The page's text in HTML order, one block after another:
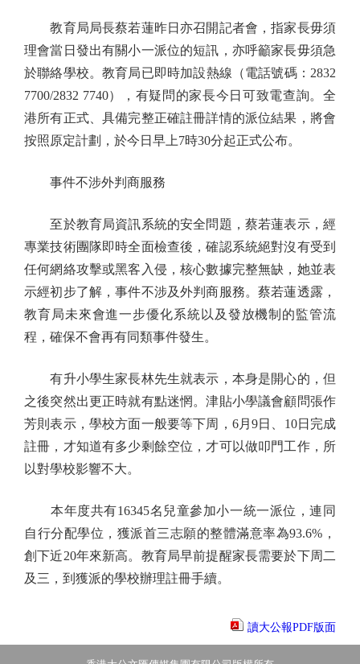
教育局局長蔡若蓮昨日亦召開記者會，指家長毋須
理會當日發出有關小一派位的短訊，亦呼籲家長毋須急
於聯絡學校。教育局已即時加設熱線（電話號碼：2832
7700/2832 7740），有疑問的家長今日可致電查詢。全
港所有正式、具備完整正確註冊詳情的派位結果，將會
按照原定計劃，於今日早上7時30分起正式公布。
事件不涉外判商服務
至於教育局資訊系統的安全問題，蔡若蓮表示，經
專業技術團隊即時全面檢查後，確認系統絕對沒有受到
任何網絡攻擊或黑客入侵，核心數據完整無缺，她並表
示經初步了解，事件不涉及外判商服務。蔡若蓮透露，
教育局未來會進一步優化系統以及發放機制的監管流
程，確保不會再有同類事件發生。
有升小學生家長林先生就表示，本身是開心的，但
之後突然出更正時就有點迷惘。津貼小學議會顧問張作
芳則表示，學校方面一般要等下周，6月9日、10日完成
註冊，才知道有多少剩餘空位，才可以做叩門工作，所
以對學校影響不大。
本年度共有16345名兒童參加小一統一派位，連同
自行分配學位，獲派首三志願的整體滿意率為93.6%，
創下近20年來新高。教育局早前提醒家長需要於下周二
及三，到獲派的學校辦理註冊手續。
讀大公報PDF版面